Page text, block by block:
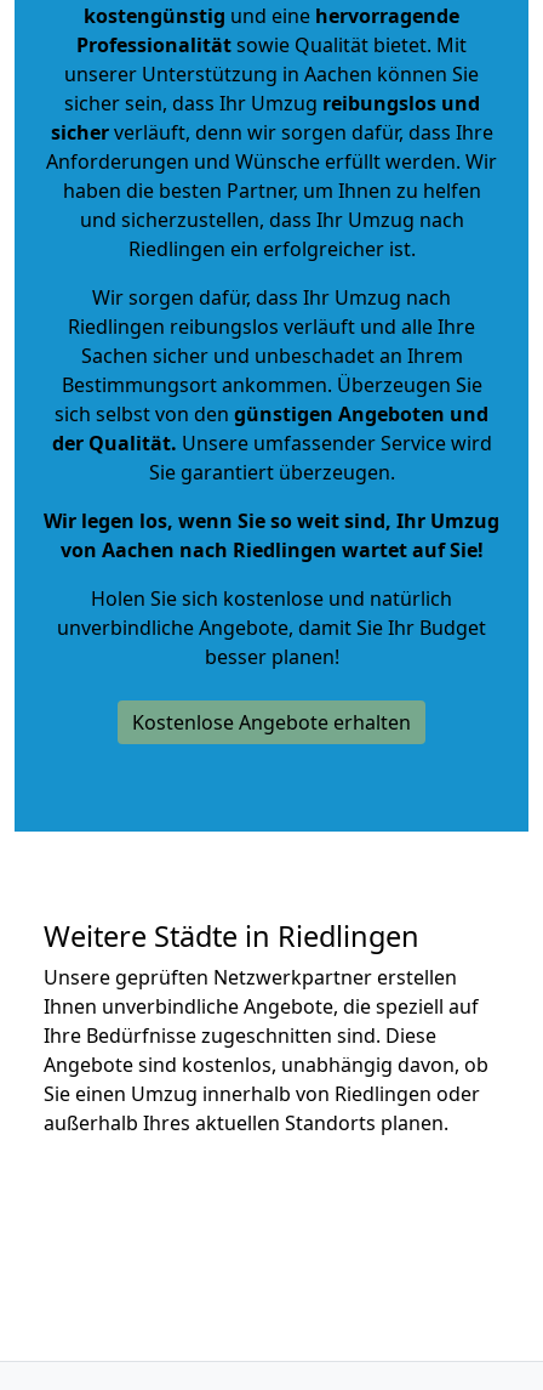
kostengünstig und eine hervorragende
Professionalitätsowie Qualität bietet. Mit
unserer Unterstützung in Aachen können Sie
sicher sein, dass Ihr Umzug reibungslos und
sicherverläuft, denn wir sorgen dafür, dass Ihre
Anforderungen und Wünsche erfüllt werden. Wir
haben die besten Partner, um Ihnen zu helfen
und sicherzustellen, dass Ihr Umzug nach
Riedlingen ein erfolgreicher ist.
Wir sorgen dafür, dass Ihr Umzug nach
Riedlingen reibungslos verläuft und alle Ihre
Sachen sicher und unbeschadet an Ihrem
Bestimmungsort ankommen. Überzeugen Sie
sich selbst von den günstigen Angeboten und
der Qualität. Unsere umfassender Service wird
Sie garantiert überzeugen.
Wir legen los, wenn Sie so weit sind, Ihr Umzug
von Aachen nach Riedlingen wartet auf Sie!
Holen Sie sich kostenlose und natürlich
unverbindliche Angebote, damit Sie Ihr Budget
besser planen!
Kostenlose Angebote erhalten
Weitere Städte in Riedlingen
Unsere geprüften Netzwerkpartner erstellen
Ihnen unverbindliche Angebote, die speziell auf
Ihre Bedürfnisse zugeschnitten sind. Diese
Angebote sind kostenlos, unabhängig davon, ob
Sie einen Umzug innerhalb von Riedlingen oder
außerhalb Ihres aktuellen Standorts planen.